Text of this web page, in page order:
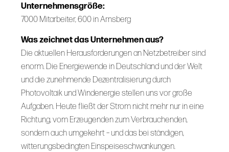
Unternehmensgröße:
7000 Mitarbeiter, 600 in Arnsberg
Was zeichnet das Unternehmen aus?
Die aktuellen Herausforderungen an Netzbetreiber sind
enorm. Die Energiewende in Deutschland und der Welt
und die zunehmende Dezentralisierung durch
Photovoltaik und Windenergie stellen uns vor große
Aufgaben. Heute fließt der Strom nicht mehr nur in eine
Richtung, vom Erzeugenden zum Verbrauchenden,
sondern auch umgekehrt – und das bei ständigen,
witterungsbedingten Einspeiseschwankungen.